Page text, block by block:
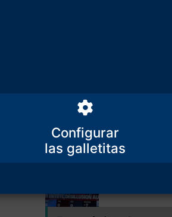
ConfigurarEl islamo-
al pueblo